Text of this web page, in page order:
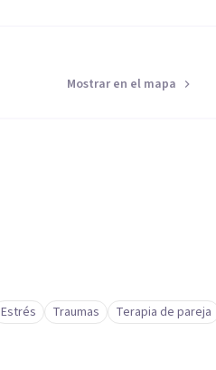
Mostrar en el mapa
Estrés Traumas Terapia de pareja